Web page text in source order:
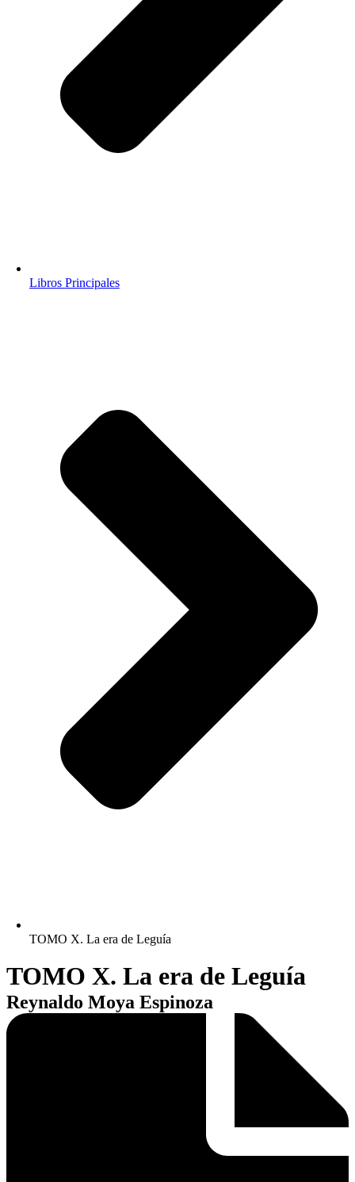
Libros Principales
TOMO X. La era de Leguía
TOMO X. La era de Leguía
Reynaldo Moya Espinoza